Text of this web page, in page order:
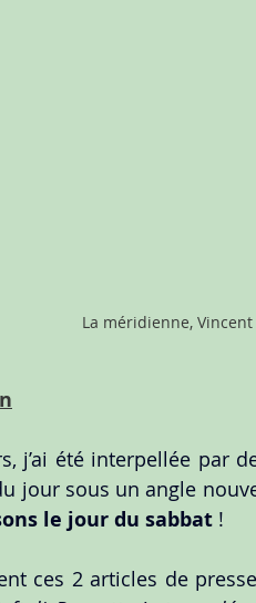
La méridienne, Vincent
j’ai été interpellée par
jour sous un angle
le jour du sabbat !
ces 2 articles de